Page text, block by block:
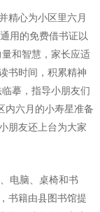
精心为小区里六月
用的免费借书证以
和智慧，家长应适
书时间，积累精神
摹，指导小朋友们
内六月的小寿星准备
朋友还上台为大家
电脑、桌椅和书
书籍由县图书馆提